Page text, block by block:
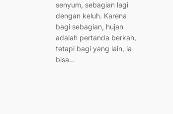
senyum, sebagian lagi
dengan keluh. Karena
bagi sebagian, hujan
adalah pertanda berkah,
tetapi bagi yang lain, ia
bisa…